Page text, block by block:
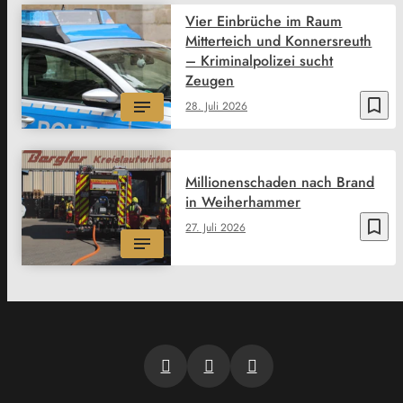
bookmark_border
28. Juli 2026
Vier Einbrüche im Raum
Mitterteich und Konnersreuth
– Kriminalpolizei sucht
Zeugen
bookmark_border
27. Juli 2026
Millionenschaden nach Brand
in Weiherhammer